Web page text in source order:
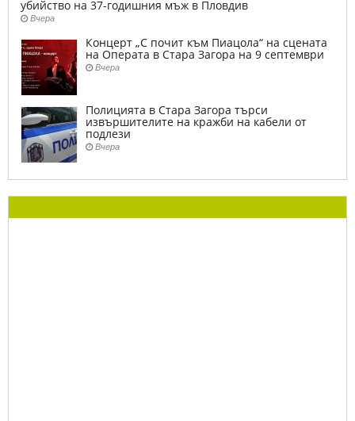
убийство на 37-годишния мъж в Пловдив
Вчера
Концерт „С почит към Пиацола“ на сцената
на Операта в Стара Загора на 9 септември
Вчера
Полицията в Стара Загора търси
извършителите на кражби на кабели от
подлези
Вчера